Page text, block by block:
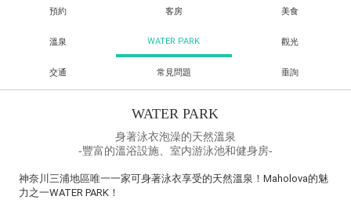
預約 客房 美食
溫泉 WATER PARK 觀光
交通 常見問題 垂詢
WATER PARK
身著泳衣泡澡的天然溫泉
-豐富的溫浴設施、室内游泳池和健身房-
神奈川三浦地區唯一一家可身著泳衣享受的天然溫泉！Maholova的魅
力之一WATER PARK！